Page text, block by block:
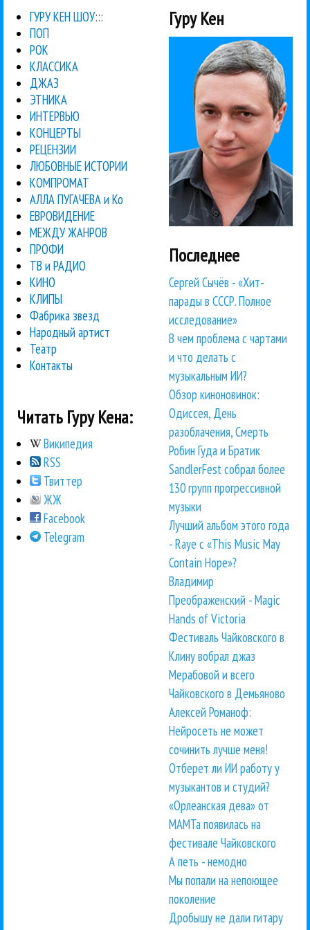
ГУРУ КЕН ШОУ:::
ПОП
РОК
КЛАССИКА
ДЖАЗ
ЭТНИКА
ИНТЕРВЬЮ
КОНЦЕРТЫ
РЕЦЕНЗИИ
ЛЮБОВНЫЕ ИСТОРИИ
КОМПРОМАТ
АЛЛА ПУГАЧЕВА и Ко
ЕВРОВИДЕНИЕ
МЕЖДУ ЖАНРОВ
ПРОФИ
ТВ и РАДИО
КИНО
КЛИПЫ
Фабрика звезд
Народный артист
Театр
Контакты
Читать Гуру Кена:
Википедия
RSS
Твиттер
ЖЖ
Facebook
Telegram
Гуру Кен
Последнее
Сергей Сычёв - «Хит-
парады в СССР. Полное
исследование»
В чем проблема с чартами
и что делать с
музыкальным ИИ?
Обзор киноновинок:
Одиссея, День
разоблачения, Смерть
Робин Гуда и Братик
SandlerFest собрал более
130 групп прогрессивной
музыки
Лучший альбом этого года
- Raye с «This Music May
Contain Hope»?
Владимир
Преображенский - Magic
Hands of Victoria
Фестиваль Чайковского в
Клину вобрал джаз
Мерабовой и всего
Чайковского в Демьяново
Алексей Романоф:
Нейросеть не может
сочинить лучше меня!
Отберет ли ИИ работу у
музыкантов и студий?
«Орлеанская дева» от
МАМТа появилась на
фестивале Чайковского
А петь - немодно
Мы попали на непоющее
поколение
Дробышу не дали гитару